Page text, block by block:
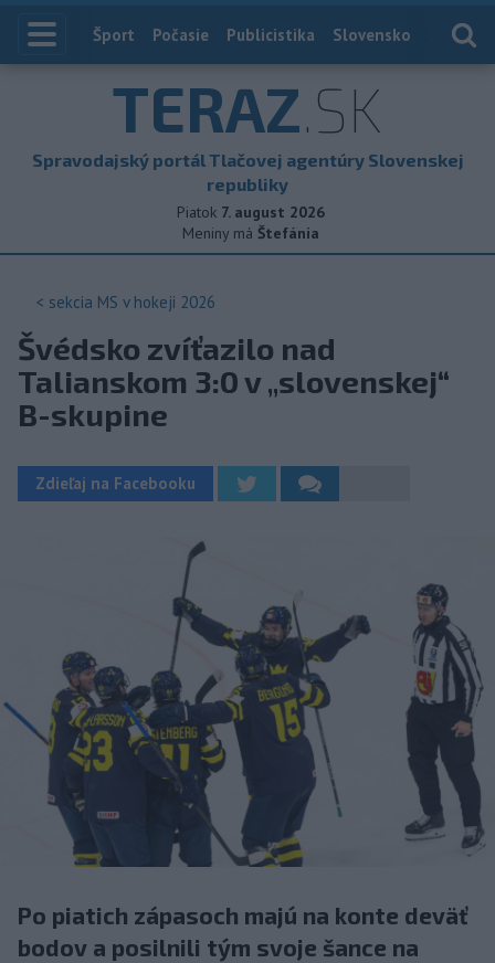
Index
Šport Počasie Publicistika Slovensko
TERAZ.SK
Spravodajský portál Tlačovej agentúry Slovenskej
republiky
Piatok 7. august 2026
Meniny má Štefánia
< sekcia MS v hokeji 2026
Švédsko zvíťazilo nad
Talianskom 3:0 v „slovenskej“
B-skupine
Zdieľaj na Facebooku
Po piatich zápasoch majú na konte deväť
bodov a posilnili tým svoje šance na